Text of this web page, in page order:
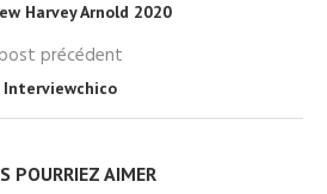
Harvey Arnold 2020
précédent
Interviewchico
POURRIEZ AIMER